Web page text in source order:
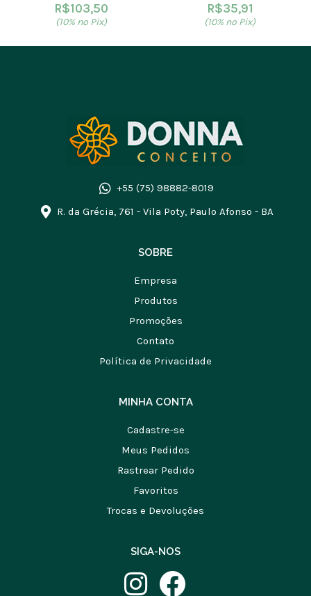
R$103,50
(10% no Pix)
R$35,91
(10% no Pix)
+55 (75) 98882-8019
R. da Grécia, 761 - Vila Poty, Paulo Afonso - BA
SOBRE
Empresa
Produtos
Promoções
Contato
Política de Privacidade
MINHA CONTA
Cadastre-se
Meus Pedidos
Rastrear Pedido
Favoritos
Trocas e Devoluções
SIGA-NOS